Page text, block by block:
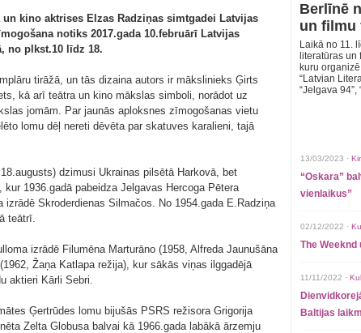
kino aktrises Elzas Radziņas simtgadei Latvijas
notiks 2017.gada 10.februārī Latvijas
no plkst.10 līdz 18.
tirāžā, un tās dizaina autors ir mākslinieks Ģirts
kā arī teātra un kino mākslas simboli, norādot uz
jomām. Par jaunās aploksnes zīmogošanas vietu
lomu dēļ nereti dēvēta par skatuves karalieni, tajā
dzimusi Ukrainas pilsētā Harkovā, bet
1936.gadā pabeidza Jelgavas Hercoga Pētera
Skroderdienas Silmačos. No 1954.gada E.Radziņa
teātrī.
izrādē Filumēna Marturāno (1958, Alfreda Jaunušāna
Žaņa Katlapa režija), kur sākās viņas ilggadējā
aktieri Kārli Sebri.
Ģertrūdes lomu bijušās PSRS režisora Grigorija
Zelta Globusa balvai kā 1966.gada labākā ārzemju
Berlīnē
un filmu
Laikā no 11.
literatūras un
kuru
“Latvian
“Jelgava
13/03/2023 ·
“Oskara”
vienlaikus”
02/12/2022 ·
The Weeknd
11/11/2022 ·
Baltijas